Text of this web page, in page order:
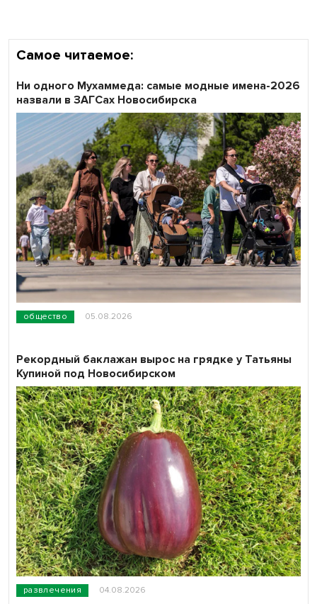
Самое читаемое:
общество 05.08.2026
Ни одного Мухаммеда: самые модные имена-2026
назвали в ЗАГСах Новосибирска
развлечения 04.08.2026
Рекордный баклажан вырос на грядке у Татьяны
Купиной под Новосибирском